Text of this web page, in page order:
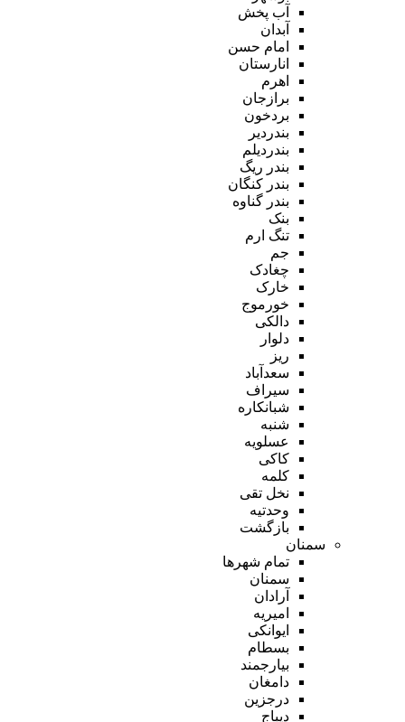
آب پخش
آبدان
امام حسن
انارستان
اهرم
برازجان
بردخون
بندردیر
بندردیلم
بندر ریگ
بندر کنگان
بندر گناوه
بنک
تنگ ارم
جم
چغادک
خارک
خورموج
دالکی
دلوار
ریز
سعدآباد
سیراف
شبانکاره
شنبه
عسلویه
کاکی
کلمه
نخل تقی
وحدتیه
بازگشت
سمنان
تمام شهر‌ها
سمنان
آرادان
امیریه
ایوانکی
بسطام
بیارجمند
دامغان
درجزین
دیباج